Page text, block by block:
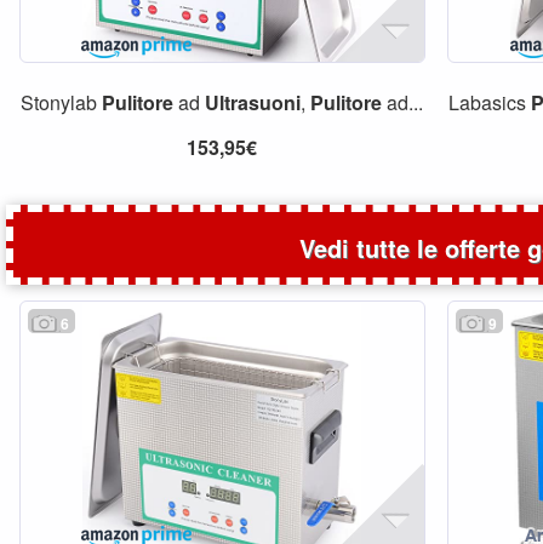
Stonylab Pulitoread Ultrasuoni, Pulitoread...
153,95€
Labasics
Vedi tutte le offerte
6 9